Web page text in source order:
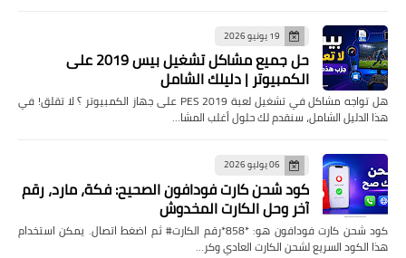
19 يونيو 2026
حل جميع مشاكل تشغيل بيس 2019 على
الكمبيوتر | دليلك الشامل
هل تواجه مشاكل في تشغيل لعبة PES 2019 على جهاز الكمبيوتر ؟ لا تقلق! في
هذا الدليل الشامل، سنقدم لك حلول أغلب المشا…
06 يوليو 2026
كود شحن كارت فودافون الصحيح: فكة، مارد، رقم
آخر وحل الكارت المخدوش
كود شحن كارت فودافون هو: *858*رقم الكارت# ثم اضغط اتصال. يمكن استخدام
هذا الكود السريع لشحن الكارت العادي وكر…